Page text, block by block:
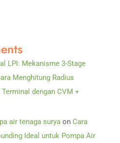
LPI: Mekanisme 3-Stage
Menghitung Radius
dengan CVM +
air tenaga surya on Cara
Ideal untuk Pompa Air